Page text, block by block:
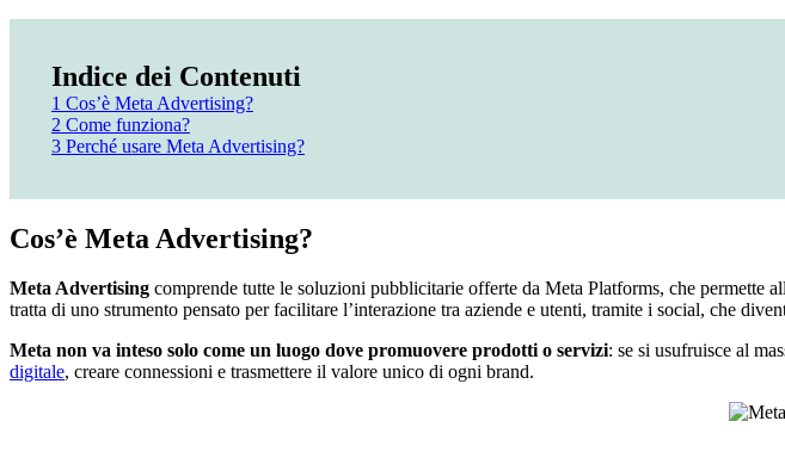
Indice dei Contenuti
1 Cos’è Meta Advertising?
2 Come funziona?
3 Perché usare Meta Advertising?
Cos’è Meta Advertising?
Meta Advertising comprende tutte le soluzioni pubblicitarie offerte da Meta Platforms, che permette
tratta di uno strumento pensato per facilitare l’interazione tra aziende e utenti, tramite i social, che
Meta non va inteso solo come un luogo dove promuovere prodotti o servizi: se si usufruisce al
digitale, creare connessioni e trasmettere il valore unico di ogni brand.